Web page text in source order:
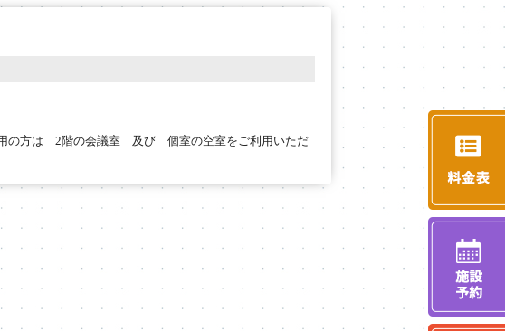
の方は 2階の会議室 及び 個室の空室をご利用いただ